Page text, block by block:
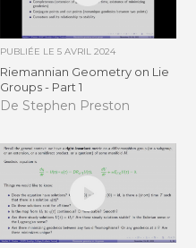
PUBLIÉE LE 5 AVRIL 2024
Riemannian Geometry on Lie
Groups - Part 1
De Stephen Preston